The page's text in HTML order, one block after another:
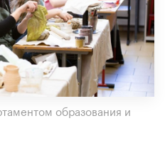
образования и